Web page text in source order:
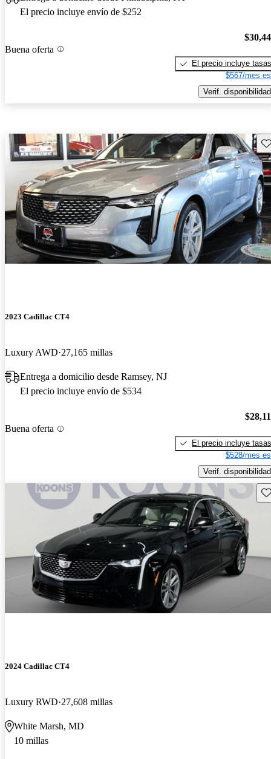
El precio incluye envío de $252
Buena oferta
El precio incluye tasas
$567/mes
Verif. disponibilidad
2023 Cadillac CT4
Luxury AWD 27,165 millas
Entrega a domicilio desde Ramsey, NJ
El precio incluye envío de $534
Buena oferta
El precio incluye tasas
$528/mes
Verif. disponibilidad
2024 Cadillac CT4
Luxury RWD 27,608 millas
White Marsh, MD
10 millas